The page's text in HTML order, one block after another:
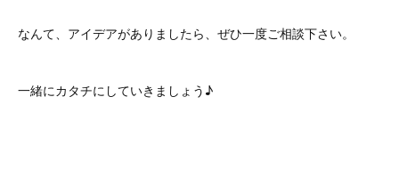
なんて、アイデアがありましたら、ぜひ一度ご相談下さい。
一緒にカタチにしていきましょう♪